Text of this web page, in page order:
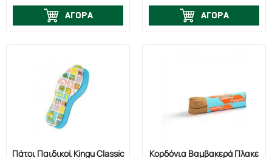
ΑΓΟΡΑ ΑΓΟΡΑ
Πάτοι Παιδικοί Kingu Classic
Κορδόνια Βαμβακερά Πλακέ